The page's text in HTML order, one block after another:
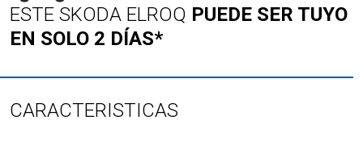
ESTE SKODA ELROQ PUEDE SER TUYO
EN SOLO 2 DÍAS*
CARACTERISTICAS